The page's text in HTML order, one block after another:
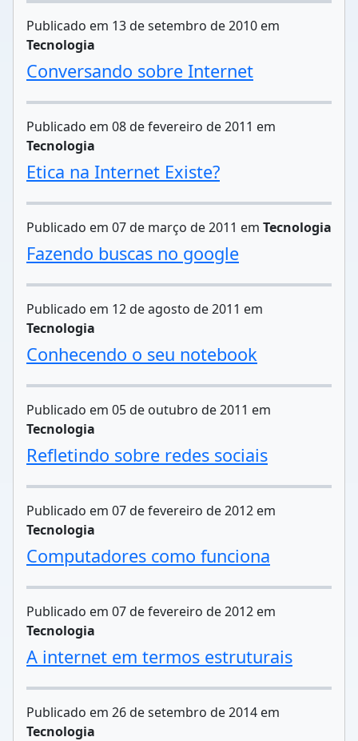
Publicado em 13 de setembro de 2010 em
Tecnologia
Conversando sobre Internet
Publicado em 08 de fevereiro de 2011 em
Tecnologia
Etica na Internet Existe?
Publicado em 07 de março de 2011 em Tecnologia
Fazendo buscas no google
Publicado em 12 de agosto de 2011 em
Tecnologia
Conhecendo o seu notebook
Publicado em 05 de outubro de 2011 em
Tecnologia
Refletindo sobre redes sociais
Publicado em 07 de fevereiro de 2012 em
Tecnologia
Computadores como funciona
Publicado em 07 de fevereiro de 2012 em
Tecnologia
A internet em termos estruturais
Publicado em 26 de setembro de 2014 em
Tecnologia